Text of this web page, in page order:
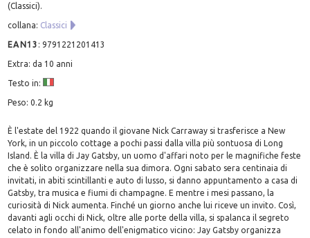
(Classici).
collana: Classici
EAN13 :9791221201413
Extra: da 10 anni
Testo in:
Peso: 0.2 kg
È l'estate del 1922 quando il giovane Nick Carraway si trasferisce a New
York, in un piccolo cottage a pochi passi dalla villa più sontuosa di Long
Island. È la villa di Jay Gatsby, un uomo d'affari noto per le magnifiche feste
che è solito organizzare nella sua dimora. Ogni sabato sera centinaia di
invitati, in abiti scintillanti e auto di lusso, si danno appuntamento a casa di
Gatsby, tra musica e fiumi di champagne. E mentre i mesi passano, la
curiosità di Nick aumenta. Finché un giorno anche lui riceve un invito. Così,
davanti agli occhi di Nick, oltre alle porte della villa, si spalanca il segreto
celato in fondo all'animo dell'enigmatico vicino: Jay Gatsby organizza